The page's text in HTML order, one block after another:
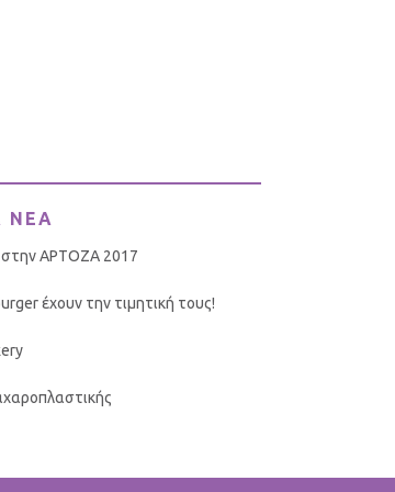
ΝΕΑ
ΑΡΤΟΖΑ 2017
έχουν την τιμητική τους!